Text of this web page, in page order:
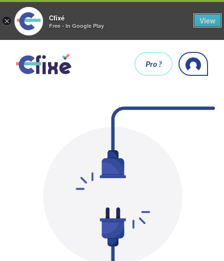
× Cfixé
Free - In Google Play
View
Pro ?